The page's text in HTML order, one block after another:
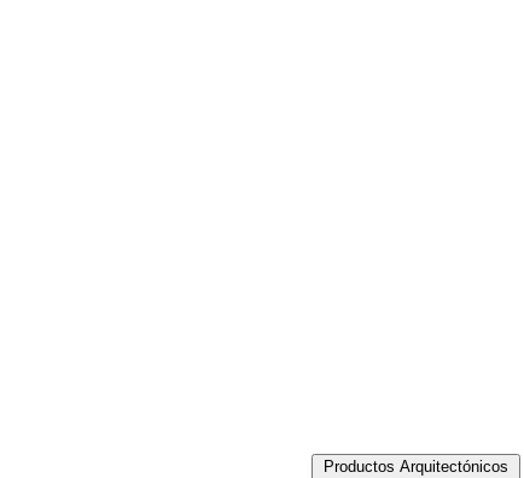
Productos Arquitectónicos